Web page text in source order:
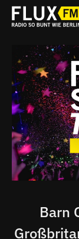
Barn